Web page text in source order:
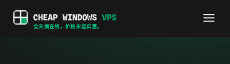
全天候在线，价格永远实惠。